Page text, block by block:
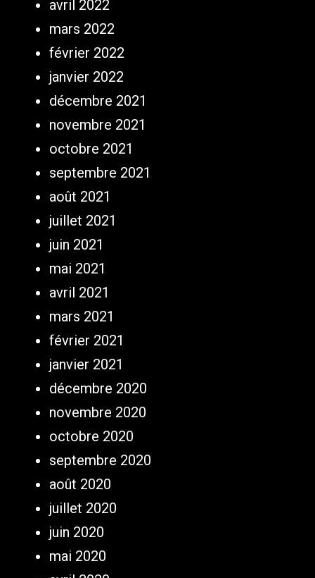
avril 2022
mars 2022
février 2022
janvier 2022
décembre 2021
novembre 2021
octobre 2021
septembre 2021
août 2021
juillet 2021
juin 2021
mai 2021
avril 2021
mars 2021
février 2021
janvier 2021
décembre 2020
novembre 2020
octobre 2020
septembre 2020
août 2020
juillet 2020
juin 2020
mai 2020